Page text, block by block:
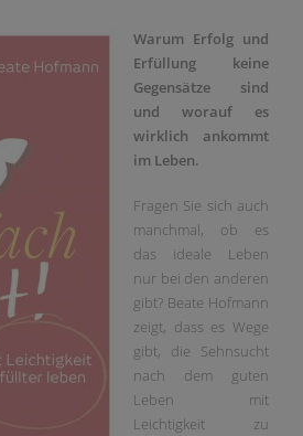
Warum Erfolg und
Erfüllung keine
Gegensätze sind
und worauf es
wirklich ankommt
im Leben.
Fragen Sie sich auch
manchmal, ob es
das ideale Leben
nur bei den anderen
gibt? Beate Hofmann
zeigt, dass es Wege
gibt, die Sehnsucht
nach dem guten
Leben mit
Leichtigkeit zu